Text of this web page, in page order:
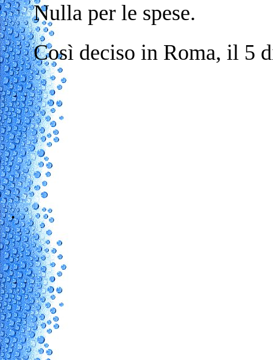
Nulla per le spese.
Così deciso in Roma, il 5
.